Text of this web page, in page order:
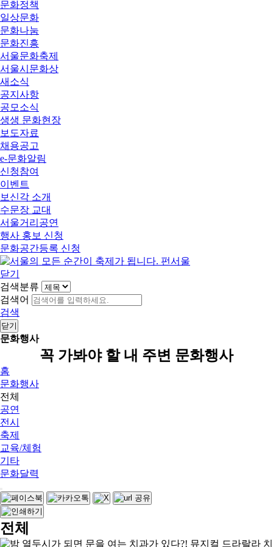
문화정책
일상문화
문화나눔
문화진흥
서울문화축제
서울시문화상
새소식
공지사항
공모소식
생생 문화현장
보도자료
채용공고
e-문화알림
신청참여
이벤트
보신각 소개
수문장 교대
서울거리공연
행사 홍보 신청
문화공간등록 신청
닫기
검색분류
검색어
검색
닫기
문화행사
꼭 가봐야 할 내 주변 문화행사
홈
문화행사
전체
공연
전시
축제
교육/체험
기타
문화달력
전체